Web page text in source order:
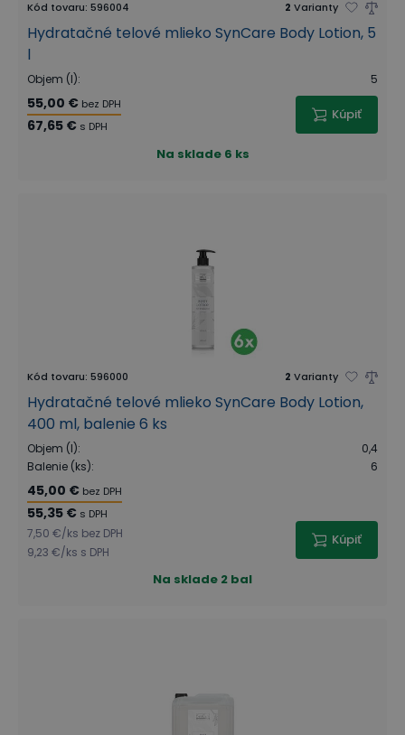
Kód tovaru: 596004 2 Varianty
Hydratačné telové mlieko SynCare Body Lotion, 5
l
Objem (l): 5
55,00 € bez DPH
67,65 € s DPH
Kúpiť
Na sklade 6 ks
Kód tovaru: 596000 2 Varianty
Hydratačné telové mlieko SynCare Body Lotion,
400 ml, balenie 6 ks
Objem (l):
0,4
Balenie (ks): 6
45,00 € bez DPH
55,35 € s DPH
7,50 €/ks bez DPH
9,23 €/ks s DPH
Kúpiť
Na sklade 2 bal